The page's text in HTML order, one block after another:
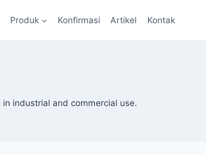
Produk Konfirmasi Artikel Kontak
industrial and commercial use.